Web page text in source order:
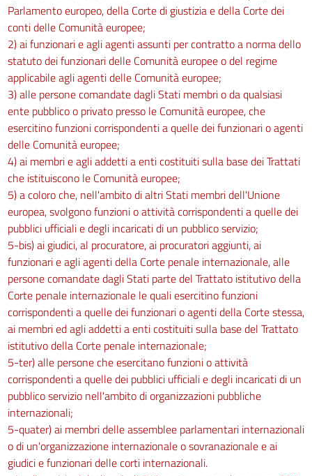
Parlamento europeo, della Corte di giustizia e della Corte dei
conti delle Comunità europee;
2) ai funzionari e agli agenti assunti per contratto a norma dello
statuto dei funzionari delle Comunità europee o del regime
applicabile agli agenti delle Comunità europee;
3) alle persone comandate dagli Stati membri o da qualsiasi
ente pubblico o privato presso le Comunità europee, che
esercitino funzioni corrispondenti a quelle dei funzionari o agenti
delle Comunità europee;
4) ai membri e agli addetti a enti costituiti sulla base dei Trattati
che istituiscono le Comunità europee;
5) a coloro che, nell'ambito di altri Stati membri dell'Unione
europea, svolgono funzioni o attività corrispondenti a quelle dei
pubblici ufficiali e degli incaricati di un pubblico servizio;
5-bis) ai giudici, al procuratore, ai procuratori aggiunti, ai
funzionari e agli agenti della Corte penale internazionale, alle
persone comandate dagli Stati parte del Trattato istitutivo della
Corte penale internazionale le quali esercitino funzioni
corrispondenti a quelle dei funzionari o agenti della Corte stessa,
ai membri ed agli addetti a enti costituiti sulla base del Trattato
istitutivo della Corte penale internazionale;
5-ter) alle persone che esercitano funzioni o attività
corrispondenti a quelle dei pubblici ufficiali e degli incaricati di un
pubblico servizio nell'ambito di organizzazioni pubbliche
internazionali;
5-quater) ai membri delle assemblee parlamentari internazionali
o di un'organizzazione internazionale o sovranazionale e ai
giudici e funzionari delle corti internazionali.